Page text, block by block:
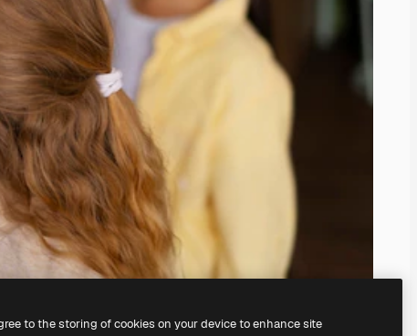
to the storing of cookies on your device to enhance site